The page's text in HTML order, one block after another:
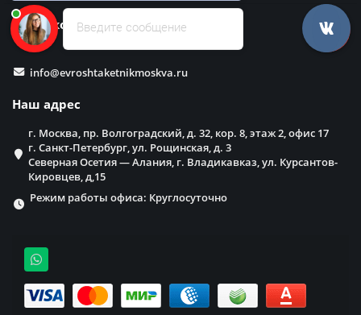
Наши контакты
info@evroshtaketnikmoskva.ru
Наш адрес
г. Москва, пр. Волгоградский, д. 32, кор. 8, этаж 2, офис 17
г. Санкт-Петербург, ул. Рощинская, д. 3
Северная Осетия — Алания, г. Владикавказ, ул. Курсантов-
Кировцев, д,15
Режим работы офиса: Круглосуточно
Введите сообщение